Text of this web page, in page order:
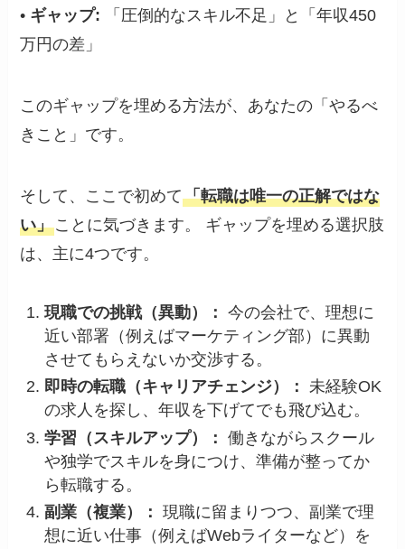
• ギャップ: 「圧倒的なスキル不足」と「年収450
万円の差」
このギャップを埋める方法が、あなたの「やるべ
きこと」です。
そして、ここで初めて「転職は唯一の正解ではな
い」ことに気づきます。 ギャップを埋める選択肢
は、主に4つです。
現職での挑戦（異動）： 今の会社で、理想に
近い部署（例えばマーケティング部）に異動
させてもらえないか交渉する。
即時の転職（キャリアチェンジ）： 未経験OK
の求人を探し、年収を下げてでも飛び込む。
学習（スキルアップ）： 働きながらスクール
や独学でスキルを身につけ、準備が整ってか
ら転職する。
副業（複業）： 現職に留まりつつ、副業で理
想に近い仕事（例えばWebライターなど）を